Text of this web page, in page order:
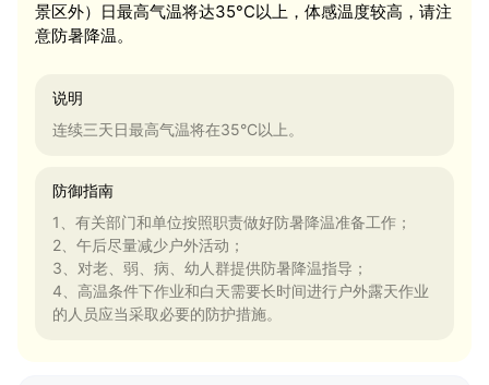
景区外）日最高气温将达35°C以上，体感温度较高，请注
意防暑降温。
说明
连续三天日最高气温将在35°C以上。
防御指南
1、有关部门和单位按照职责做好防暑降温准备工作；
2、午后尽量减少户外活动；
3、对老、弱、病、幼人群提供防暑降温指导；
4、高温条件下作业和白天需要长时间进行户外露天作业
的人员应当采取必要的防护措施。